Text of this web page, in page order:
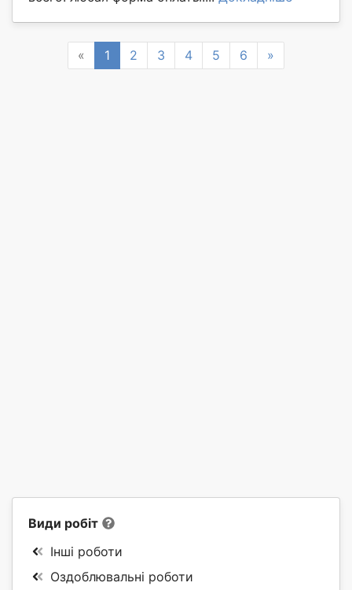
« Previous
1 2 3 4 5 6 »
Види робіт
Інші роботи
Оздоблювальні роботи